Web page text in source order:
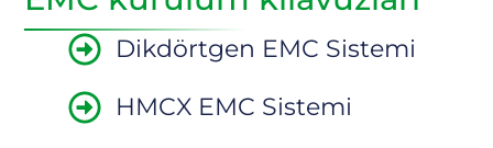
Dikdörtgen EMC Sistemi
HMCX EMC Sistemi